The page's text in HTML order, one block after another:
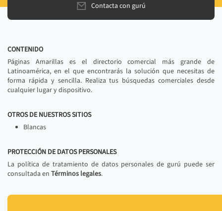
Contacta con gurú
CONTENIDO
Páginas Amarillas es el directorio comercial más grande de
Latinoamérica, en el que encontrarás la solución que necesitas de
forma rápida y sencilla. Realiza tus búsquedas comerciales desde
cualquier lugar y dispositivo.
OTROS DE NUESTROS SITIOS
Blancas
PROTECCIÓN DE DATOS PERSONALES
La política de tratamiento de datos personales de gurú puede ser
consultada en Términos legales.